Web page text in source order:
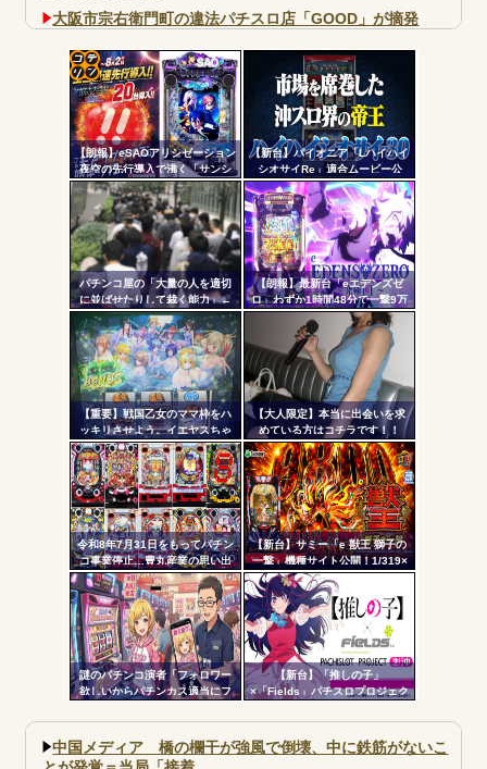
大阪市宗右衛門町の違法パチスロ店「GOOD」が摘発
パチンコで人気のないキャラを青色担当にするのやめろや
ワイ、パチンコ屋店員の目の前で会員カードを握り潰し
「今までありがとう」と...
無職のパチンコカス(22)なんやが、ワイの人生どれくらい
ヤバいか教えて？...
AngelBeats!とかいうクソアニメの思い出ｗｗｗ
Powered by livedoor 相互RSS
【朗報】eSAOアリシゼーション
夜空の先行導入で沸く「サンシ
ャインKYORAKU平針」2日連続
で総差枚10万枚超えの祭りを開
催中ｗｗｗｗ
【新台】パイオニア「Lハイハイ
シオサイRe」適合ムービー公
開！沖スロ界の帝王がスマスロ
ATで復活
パチンコ屋の「大量の人を適切
に並ばせたりして裁く能力」←
これガチで凄いよなｗｗｗ
【朗報】最新台「eエデンズゼ
ロ」わずか1時間48分で一撃9万
5000発コンプリートを達成して
しまうｗ 究極LT期待出玉2万発
超えの現行最強スペックは伊達
じゃないな…
【重要】戦国乙女のママ枠をハ
ッキリさせよう。イエヤスちゃ
んやヒデヨシちゃんはママなの
か。ノブ様はママではないのか
を
【大人限定】本当に出会いを求
めている方はコチラです！！
令和8年7月31日をもってパチン
コ事業停止…豊丸産業の思い出
【新台】サミー「e 獣王 獅子の
一撃」機種サイト公開！1/319×
ドデカSTRAIGHT、右の1/2で平
均9,800個のサバチャンに突入
謎のパチンコ演者「フォロワー
欲しいからパチンカス適当にフ
て来ないやつリムろ」←これで
何回もフォローしてくるのウザ
がられてますよ
【新台】「推しの子」
×「Fields」パチスロプロジェク
でBITESやれるんか！？_
コテ
リン
- 固
定リ
ンク
自動
更新
ツー
ル
中国メディア 橋の欄干が強風で倒壊、中に鉄筋がないこ